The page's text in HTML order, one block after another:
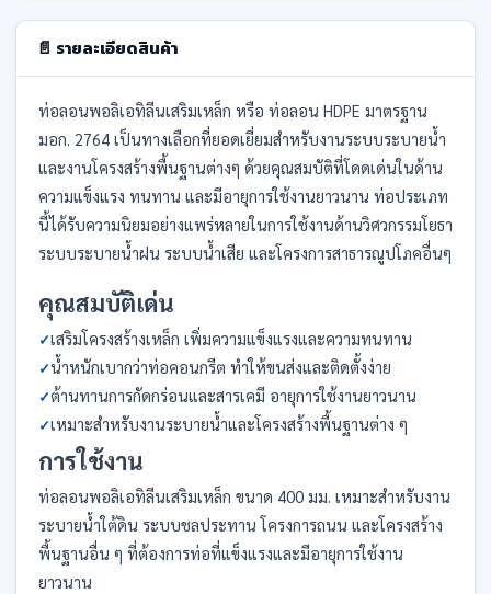
📄 รายละเอียดสินค้า
ท่อลอนพอลิเอทิลีนเสริมเหล็ก หรือ ท่อลอน HDPE มาตรฐาน
มอก. 2764 เป็นทางเลือกที่ยอดเยี่ยมสำหรับงานระบบระบายน้ำ
และงานโครงสร้างพื้นฐานต่างๆ ด้วยคุณสมบัติที่โดดเด่นในด้าน
ความแข็งแรง ทนทาน และมีอายุการใช้งานยาวนาน ท่อประเภท
นี้ได้รับความนิยมอย่างแพร่หลายในการใช้งานด้านวิศวกรรมโยธา
ระบบระบายน้ำฝน ระบบน้ำเสีย และโครงการสาธารณูปโภคอื่นๆ
คุณสมบัติเด่น
เสริมโครงสร้างเหล็ก เพิ่มความแข็งแรงและความทนทาน
น้ำหนักเบากว่าท่อคอนกรีต ทำให้ขนส่งและติดตั้งง่าย
ต้านทานการกัดกร่อนและสารเคมี อายุการใช้งานยาวนาน
เหมาะสำหรับงานระบายน้ำและโครงสร้างพื้นฐานต่าง ๆ
การใช้งาน
ท่อลอนพอลิเอทิลีนเสริมเหล็ก ขนาด 400 มม. เหมาะสำหรับงาน
ระบายน้ำใต้ดิน ระบบชลประทาน โครงการถนน และโครงสร้าง
พื้นฐานอื่น ๆ ที่ต้องการท่อที่แข็งแรงและมีอายุการใช้งาน
ยาวนาน